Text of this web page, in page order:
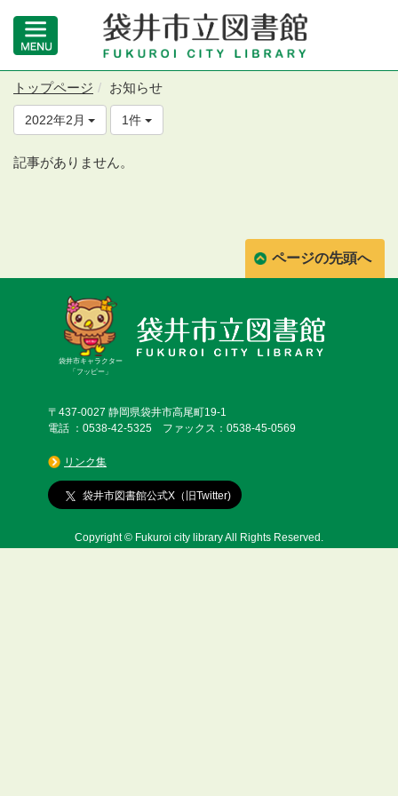
トップページ お知らせ
2022年2月 1件
記事がありません。
ページの先頭へ
袋井市キャラクター
「フッピー」
〒437-0027 静岡県袋井市高尾町19-1
電話 ：0538-42-5325 ファックス：0538-45-0569
リンク集
袋井市図書館公式X（旧Twitter)
Copyright © Fukuroi city library All Rights Reserved.